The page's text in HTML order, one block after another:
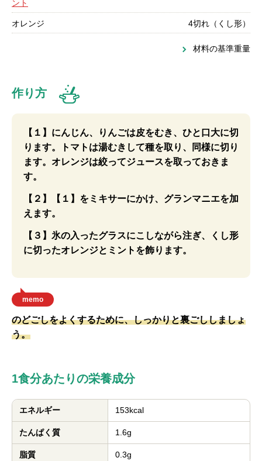
ント
オレンジ 4切れ（くし形）
材料の基準重量
作り方
【１】にんじん、りんごは皮をむき、ひと口大に切
ります。トマトは湯むきして種を取り、同様に切り
ます。オレンジは絞ってジュースを取っておきま
す。
【２】【１】をミキサーにかけ、グランマニエを加
えます。
【３】氷の入ったグラスにこしながら注ぎ、くし形
に切ったオレンジとミントを飾ります。
memo
のどごしをよくするために、しっかりと裏ごししましょ
う。
1食分あたりの栄養成分
エネルギー 153kcal
たんぱく質 1.6g
脂質 0.3g